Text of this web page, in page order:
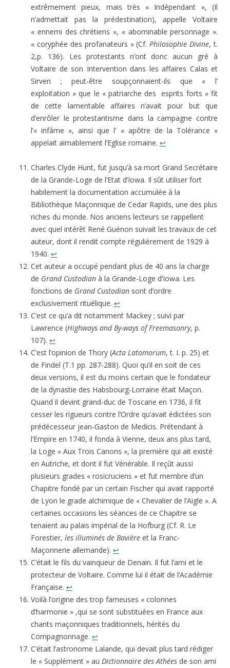
extrêmement pieux, mais très « Indépendant », (Il
n’admettait pas la prédestination), appelle Voltaire
« ennemi des chrétiens », « abominable personnage ».
« coryphée des profanateurs » (Cf.Philosophie Divine, t.
2,p. 136). Les protestants n’ont donc aucun gré à
Voltaire de son Intervention dans les affaires Calas et
Sirven ; peut-être soupçonnaient-ils que « l’
exploitation » que le « patriarche des esprits forts » fit
de cette lamentable affaires n’avait pour but que
d’enrôler le protestantisme dans la campagne contre
l’« infâme », ainsi que l’ « apôtre de la Tolérance »
appelait aimablement l’Eglise romaine. ↩
Charles Clyde Hunt, fut jusqu’à sa mort Grand Secrétaire
de la Grande-Loge de l’Etat d’Iowa. Il sût utiliser fort
habilement la documentation accumulée à la
Bibliothèque Maçonnique de Cedar Rapids, une des plus
riches du monde. Nos anciens lecteurs se rappellent
avec quel intérêt René Guénon suivait les travaux de cet
auteur, dont il rendit compte régulièrement de 1929 à
1940. ↩
Cet auteur a occupé pendant plus de 40 ans la charge
de Grand Custodian à la Grande-Loge d’Iowa. Les
fonctions de Grand Custodian sont d’ordre
exclusivement rituélique. ↩
C’est ce qu’a dit notamment Mackey ; suivi par
Lawrence (Highways and By-ways of Freemasonry, p.
107). ↩
C’est l’opinion de Thory (Acta Latomorum, t. I. p. 25) et
de Findel (T.1 pp. 287-288). Quoi qu’il en soit de ces
deux versions, il est du moins certain que le fondateur
de la dynastie des Habsbourg-Lorraine était Maçon.
Quand il devint grand-duc de Toscane en 1736, il fit
cesser les rigueurs contre l’Ordre qu’avait édictées son
prédécesseur jean-Gaston de Medicis. Prétendant à
l’Empire en 1740, il fonda à Vienne, deux ans plus tard,
la Loge « Aux Trois Canons », la première qui ait existé
en Autriche, et dont il fut Vénérable. Il reçût aussi
plusieurs grades « rosicruciens » et fut membre d’un
Chapitre fondé par un certain Fischer qui avait rapporté
de Lyon le grade alchimique de « Chevalier de l’Aigle ». A
certaines occasions les séances de ce Chapitre se
tenaient au palais impérial de la Hofburg (Cf. R. Le
Forestier, les illuminés de Bavière et la Franc-
Maçonnerie allemande). ↩
C’était le fils du vainqueur de Denain. Il fut l’ami et le
protecteur de Voltaire. Comme lui il était de l’Académie
Française. ↩
Voilà l’origine des trop fameuses « colonnes
d’harmonie » ,qui se sont substituées en France aux
chants maçonniques traditionnels, hérités du
Compagnonnage. ↩
C’était l’astronome Lalande, qui devait plus tard rédiger
le « Supplément » au Dictionnaire des Athées de son ami